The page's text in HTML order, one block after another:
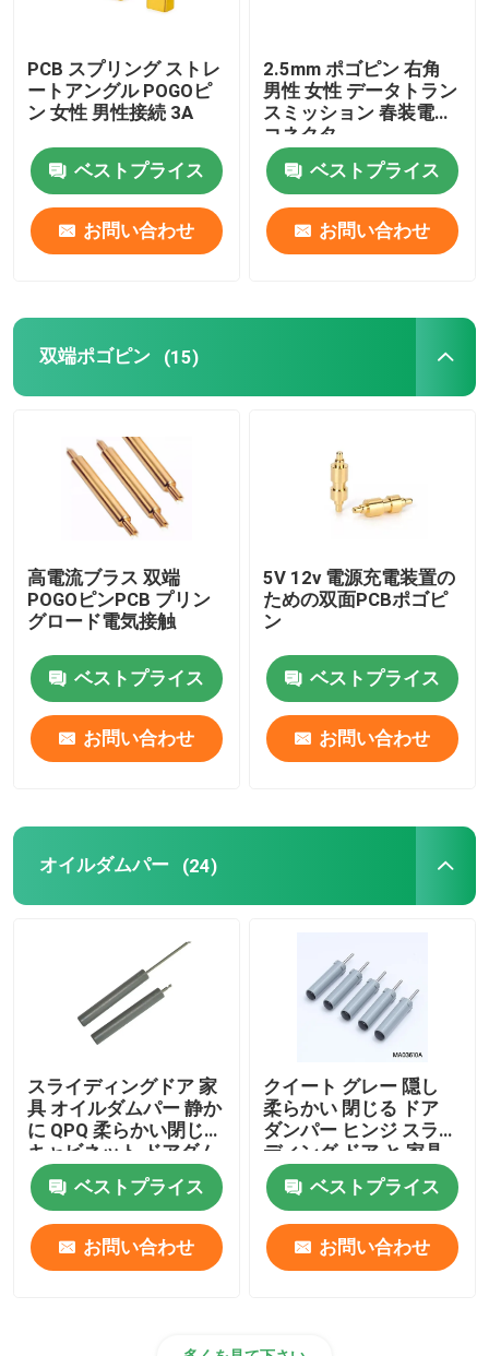
私達に連絡しなさい
ニュース
場合
調査のPogo Pin
右角POGOピン
双端ポゴピン
オイルダムパー
SMT POGOピン
ポゴピンコネクタ
注射模具メーカー
熱で動くストーブファン
電気スクリュードライバー セット
PCB スプリング ストレ
ートアングル POGOピ
ン 女性 男性接続 3A
ベストプライス
お問い合わせ
2.5mm ポゴピン 右角
男性 女性 データトラン
スミッション 春装電池
コネクタ
ベストプライス
お問い合わせ
双端ポゴピン (15)
高電流ブラス 双端
POGOピンPCB プリン
グロード電気接触
ベストプライス
お問い合わせ
5V 12v 電源充電装置の
ための双面PCBポゴピ
ン
ベストプライス
お問い合わせ
オイルダムパー (24)
スライディングドア 家
具 オイルダムパー 静か
に QPQ 柔らかい閉じる
キャビネット ドアダム
パー
ベストプライス
お問い合わせ
クイート グレー 隠し
柔らかい 閉じる ドア
ダンパー ヒンジ スライ
ディング ドア と 家具
ドア
ベストプライス
お問い合わせ